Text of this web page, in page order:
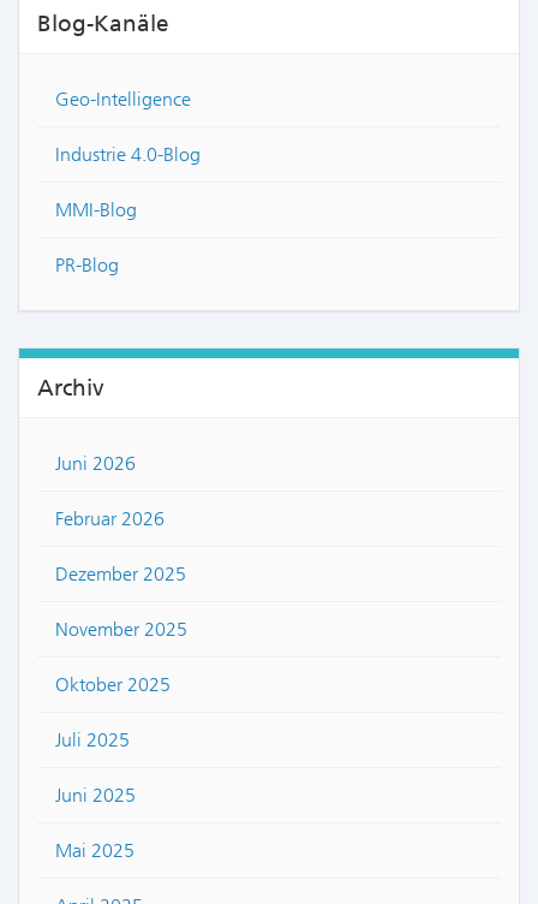
Blog-Kanäle
Geo-Intelligence
Industrie 4.0-Blog
MMI-Blog
PR-Blog
Archiv
Juni 2026
Februar 2026
Dezember 2025
November 2025
Oktober 2025
Juli 2025
Juni 2025
Mai 2025